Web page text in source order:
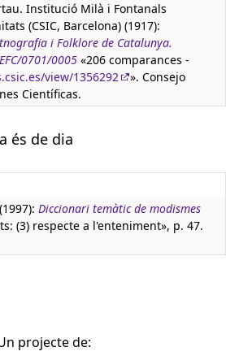
Institució Milà i Fontanals
(CSIC, Barcelona) (1917):
i Folklore de Catalunya.
0701/0005 «206 comparances -
view/1356292
». Consejo
Científicas.
és de dia
Diccionari temàtic de modismes
(3) respecte a l'enteniment», p. 47.
projecte de: